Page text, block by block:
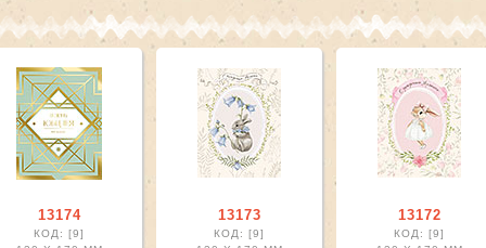
тематика filter
13174
КОД: [9]
13173
КОД: [9]
13172
КОД: [9]